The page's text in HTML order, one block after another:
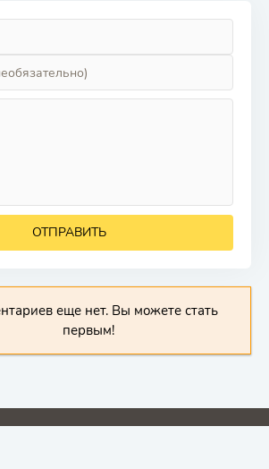
ОТПРАВИТЬ
еще нет. Вы можете стать
первым!